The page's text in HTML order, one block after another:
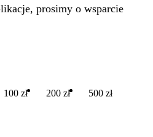
prosimy o wsparcie
100 zł 200 zł 500 zł